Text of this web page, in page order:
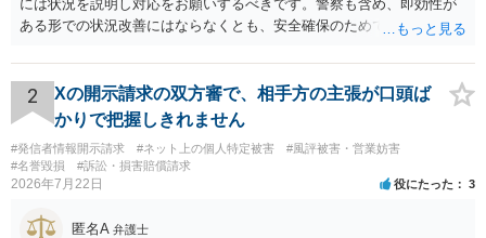
には状況を説明し対応をお願いするべきです。警察も含め、即効性が
ある形での状況改善にはならなくとも、安全確保のためできることは
2
Xの開示請求の双方審で、相手方の主張が口頭ば
かりで把握しきれません
#発信者情報開示請求 #ネット上の個人特定被害
#風評被害・営業妨害
#名誉毀損
#訴訟・損害賠償請求
2026年7月22日 役にたった 3
匿名A 弁護士